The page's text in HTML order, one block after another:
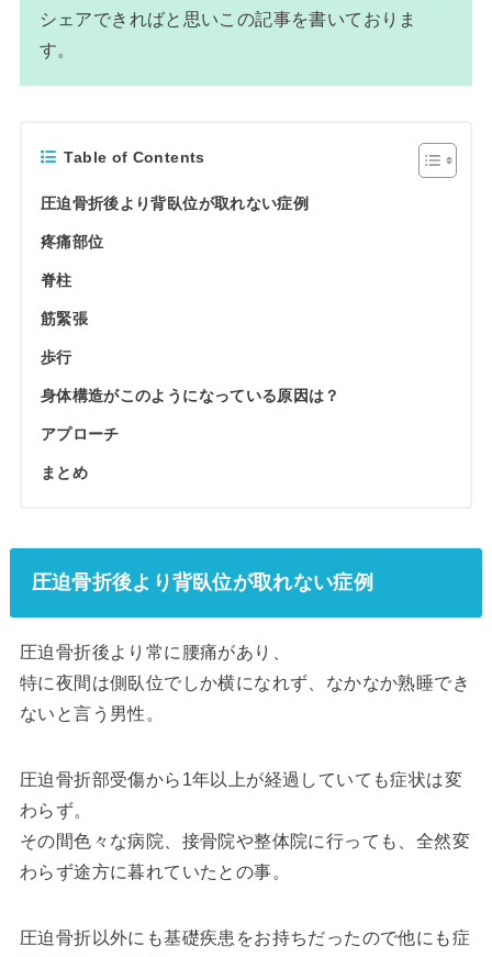
シェアできればと思いこの記事を書いておりま
す。
Table of Contents
圧迫骨折後より背臥位が取れない症例
疼痛部位
脊柱
筋緊張
歩行
身体構造がこのようになっている原因は？
アプローチ
まとめ
圧迫骨折後より背臥位が取れない症例
圧迫骨折後より常に腰痛があり、
特に夜間は側臥位でしか横になれず、なかなか熟睡でき
ないと言う男性。
圧迫骨折部受傷から1年以上が経過していても症状は変
わらず。
その間色々な病院、接骨院や整体院に行っても、全然変
わらず途方に暮れていたとの事。
圧迫骨折以外にも基礎疾患をお持ちだったので他にも症